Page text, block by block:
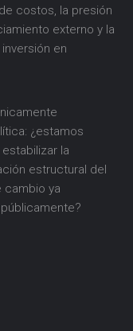
costos, la presión
externo y la
en
¿estamos
la
estructural del
cambio ya